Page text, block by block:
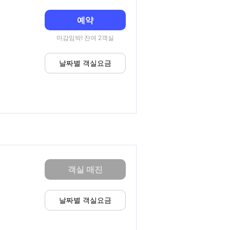
예약
마감임박! 잔여 2객실
날짜별 객실요금
객실 매진
날짜별 객실요금